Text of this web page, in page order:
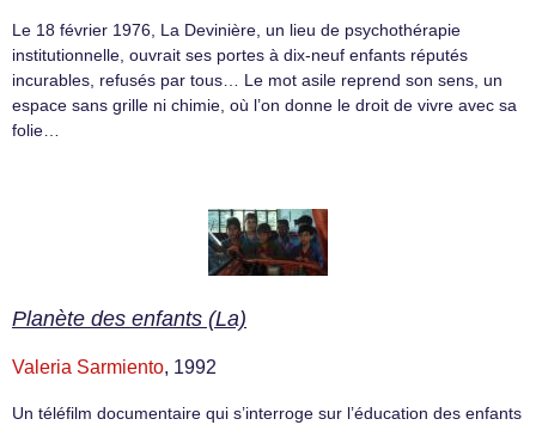
Le 18 février 1976, La Devinière, un lieu de psychothérapie
institutionnelle, ouvrait ses portes à dix-neuf enfants réputés
incurables, refusés par tous… Le mot asile reprend son sens, un
espace sans grille ni chimie, où l’on donne le droit de vivre avec sa
folie…
Planète des enfants (La)
Valeria Sarmiento, 1992
Un téléfilm documentaire qui s’interroge sur l’éducation des enfants